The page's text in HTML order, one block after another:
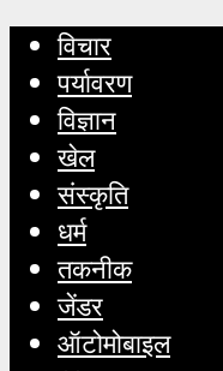
विचार
पर्यावरण
विज्ञान
खेल
संस्कृति
धर्म
तकनीक
जेंडर
ऑटोमोबाइल